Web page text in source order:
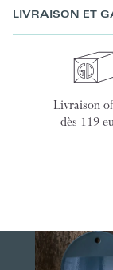
LIVRAISON ET
Livraison
dès 119